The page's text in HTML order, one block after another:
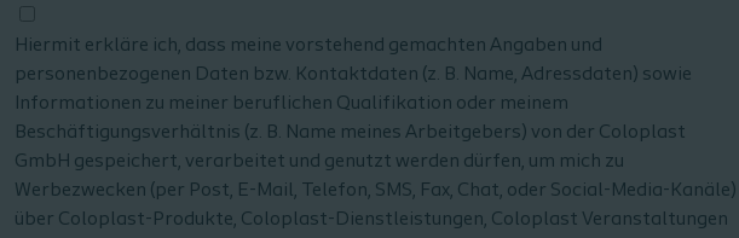
Hiermit erkläre ich, dass meine vorstehend gemachten Angaben und
personenbezogenen Daten bzw. Kontaktdaten (z. B. Name, Adressdaten) sowie
Informationen zu meiner beruflichen Qualifikation oder meinem
Beschäftigungsverhältnis (z. B. Name meines Arbeitgebers) von der Coloplast
GmbH gespeichert, verarbeitet und genutzt werden dürfen, um mich zu
Werbezwecken (per Post, E-Mail, Telefon, SMS, Fax, Chat, oder Social-Media-Kanäle)
über Coloplast-Produkte, Coloplast-Dienstleistungen, Coloplast Veranstaltungen